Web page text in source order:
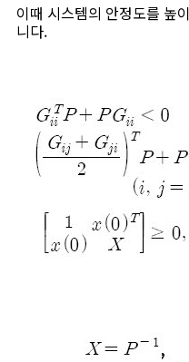
이때 시스템의 안정도를 높
니다.